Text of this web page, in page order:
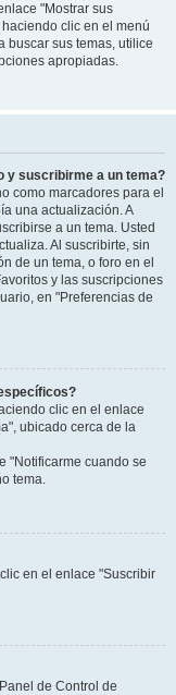
"Mostrar sus
clic en el menú
buscar sus temas, utilice
apropiadas.
y suscribirme a un tema?
como marcadores para el
una actualización. A
a un tema. Usted
Al suscribirte, sin
de un tema, o foro en el
y las suscripciones
en "Preferencias de
clic en el enlace
ubicado cerca de la
"Notificarme cuando se
tema.
en el enlace "Suscribir
de Control de